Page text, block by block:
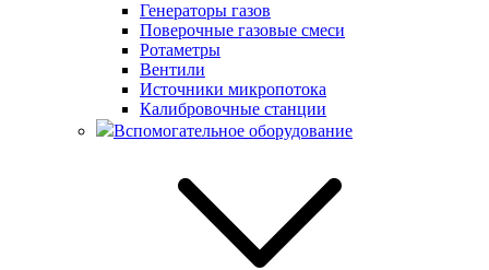
Генераторы газов
Поверочные газовые смеси
Ротаметры
Вентили
Источники микропотока
Калибровочные станции
Вспомогательное оборудование